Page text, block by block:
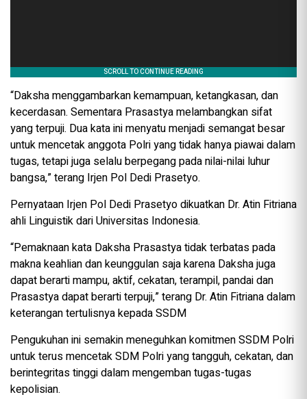
“Daksha menggambarkan kemampuan, ketangkasan, dan
kecerdasan. Sementara Prasastya melambangkan sifat
yang terpuji. Dua kata ini menyatu menjadi semangat besar
untuk mencetak anggota Polri yang tidak hanya piawai dalam
tugas, tetapi juga selalu berpegang pada nilai-nilai luhur
bangsa,” terang Irjen Pol Dedi Prasetyo.
Pernyataan Irjen Pol Dedi Prasetyo dikuatkan Dr. Atin Fitriana
ahli Linguistik dari Universitas Indonesia.
“Pemaknaan kata Daksha Prasastya tidak terbatas pada
makna keahlian dan keunggulan saja karena Daksha juga
dapat berarti mampu, aktif, cekatan, terampil, pandai dan
Prasastya dapat berarti terpuji,” terang Dr. Atin Fitriana dalam
keterangan tertulisnya kepada SSDM
Pengukuhan ini semakin meneguhkan komitmen SSDM Polri
untuk terus mencetak SDM Polri yang tangguh, cekatan, dan
berintegritas tinggi dalam mengemban tugas-tugas
kepolisian.